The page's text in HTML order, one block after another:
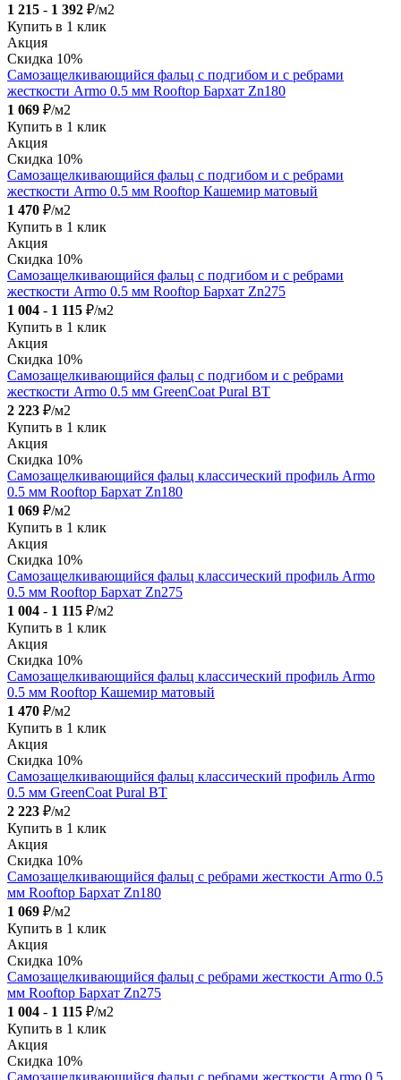
1 215 - 1 392 ₽/м2
Купить в 1 клик
Акция
Скидка 10%
Самозащелкивающийся фальц с подгибом и с ребрами
жесткости Armo 0.5 мм Rooftop Бархат Zn180
1 069 ₽/м2
Купить в 1 клик
Акция
Скидка 10%
Самозащелкивающийся фальц с подгибом и с ребрами
жесткости Armo 0.5 мм Rooftop Кашемир матовый
1 470 ₽/м2
Купить в 1 клик
Акция
Скидка 10%
Самозащелкивающийся фальц с подгибом и с ребрами
жесткости Armo 0.5 мм Rooftop Бархат Zn275
1 004 - 1 115 ₽/м2
Купить в 1 клик
Акция
Скидка 10%
Самозащелкивающийся фальц с подгибом и с ребрами
жесткости Armo 0.5 мм GreenCoat Pural BT
2 223 ₽/м2
Купить в 1 клик
Акция
Скидка 10%
Самозащелкивающийся фальц классический профиль Armo
0.5 мм Rooftop Бархат Zn180
1 069 ₽/м2
Купить в 1 клик
Акция
Скидка 10%
Самозащелкивающийся фальц классический профиль Armo
0.5 мм Rooftop Бархат Zn275
1 004 - 1 115 ₽/м2
Купить в 1 клик
Акция
Скидка 10%
Самозащелкивающийся фальц классический профиль Armo
0.5 мм Rooftop Кашемир матовый
1 470 ₽/м2
Купить в 1 клик
Акция
Скидка 10%
Самозащелкивающийся фальц классический профиль Armo
0.5 мм GreenCoat Pural BT
2 223 ₽/м2
Купить в 1 клик
Акция
Скидка 10%
Самозащелкивающийся фальц с ребрами жесткости Armo 0.5
мм Rooftop Бархат Zn180
1 069 ₽/м2
Купить в 1 клик
Акция
Скидка 10%
Самозащелкивающийся фальц с ребрами жесткости Armo 0.5
мм Rooftop Бархат Zn275
1 004 - 1 115 ₽/м2
Купить в 1 клик
Акция
Скидка 10%
Самозащелкивающийся фальц с ребрами жесткости Armo 0.5